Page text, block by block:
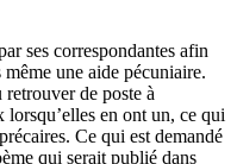
ses correspondantes afin
une aide pécuniaire.
de poste à
en ont un, ce qui
Ce qui est demandé
qui serait publié dans